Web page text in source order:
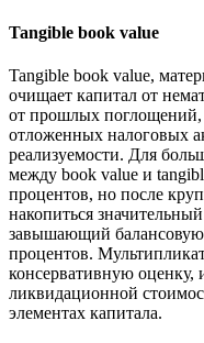
Tangible book value
Tangible book value,
очищает капитал от
от прошлых поглощений,
отложенных налоговых
реализуемости. Для
между book value и
процентов, но после
накопиться
завышающий балансовую
процентов.
консервативную оценку,
ликвидационной
элементах капитала.